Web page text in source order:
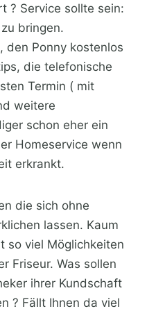
? Service sollte sein:
bringen.
den Ponny kostenlos
die telefonische
Termin ( mit
weitere
schon eher ein
Homeservice wenn
erkrankt.
die sich ohne
lassen. Kaum
so viel Möglichkeiten
Friseur. Was sollen
ihrer Kundschaft
? Fällt Ihnen da viel